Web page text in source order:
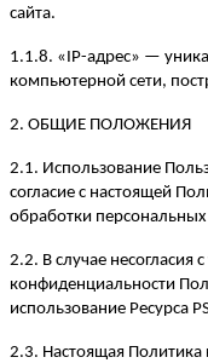
сайта.
1.1.8. «IP-адрес» —
компьютерной сети,
2. ОБЩИЕ ПОЛОЖЕНИЯ
2.1. Использование
согласие с настоящей
обработки
2.2. В случае несогласия
конфиденциальности
использование Ресурса
2.3. Настоящая Политика